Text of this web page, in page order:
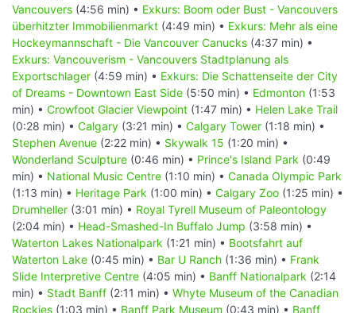
Vancouvers (4:56 min) • Exkurs: Boom oder Bust - Vancouvers
überhitzter Immobilienmarkt (4:49 min) • Exkurs: Mehr als eine
Hockeymannschaft - Die Vancouver Canucks (4:37 min) •
Exkurs: Vancouverism - Vancouvers Stadtplanung als
Exportschlager (4:59 min) • Exkurs: Die Schattenseite der City
of Dreams - Downtown East Side (5:50 min) • Edmonton (1:53
min) • Crowfoot Glacier Viewpoint (1:47 min) • Helen Lake Trail
(0:28 min) • Calgary (3:21 min) • Calgary Tower (1:18 min) •
Stephen Avenue (2:22 min) • Skywalk 15 (1:20 min) •
Wonderland Sculpture (0:46 min) • Prince's Island Park (0:49
min) • National Music Centre (1:10 min) • Canada Olympic Park
(1:13 min) • Heritage Park (1:00 min) • Calgary Zoo (1:25 min) •
Drumheller (3:01 min) • Royal Tyrell Museum of Paleontology
(2:04 min) • Head-Smashed-In Buffalo Jump (3:58 min) •
Waterton Lakes Nationalpark (1:21 min) • Bootsfahrt auf
Waterton Lake (0:45 min) • Bar U Ranch (1:36 min) • Frank
Slide Interpretive Centre (4:05 min) • Banff Nationalpark (2:14
min) • Stadt Banff (2:11 min) • Whyte Museum of the Canadian
Rockies (1:03 min) • Banff Park Museum (0:43 min) • Banff